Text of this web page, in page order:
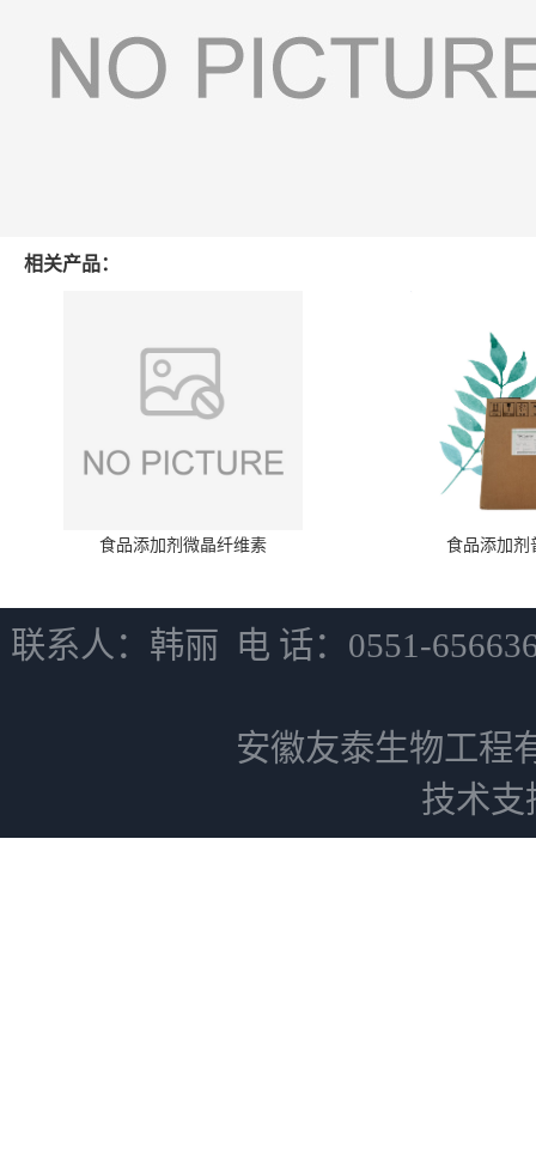
相关产品：
食品添加剂微晶纤维素 食品添加剂
联系人：韩丽 电 话：0551-
安徽友泰生物工程
技术